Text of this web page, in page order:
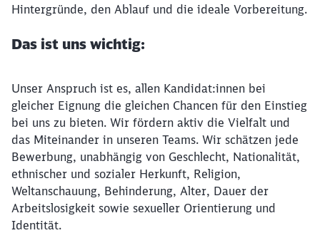
Hintergründe, den Ablauf und die ideale Vorbereitung.
Das ist uns wichtig:
Unser Anspruch ist es, allen Kandidat:innen bei
gleicher Eignung die gleichen Chancen für den Einstieg
bei uns zu bieten. Wir fördern aktiv die Vielfalt und
das Miteinander in unseren Teams. Wir schätzen jede
Bewerbung, unabhängig von Geschlecht, Nationalität,
ethnischer und sozialer Herkunft, Religion,
Weltanschauung, Behinderung, Alter, Dauer der
Arbeitslosigkeit sowie sexueller Orientierung und
Identität.